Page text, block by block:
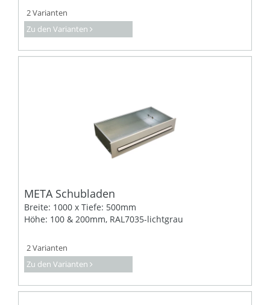
2 Varianten
Zu den Varianten
META Schubladen
Breite: 1000 x Tiefe: 500mm
Höhe: 100 & 200mm, RAL7035-lichtgrau
2 Varianten
Zu den Varianten